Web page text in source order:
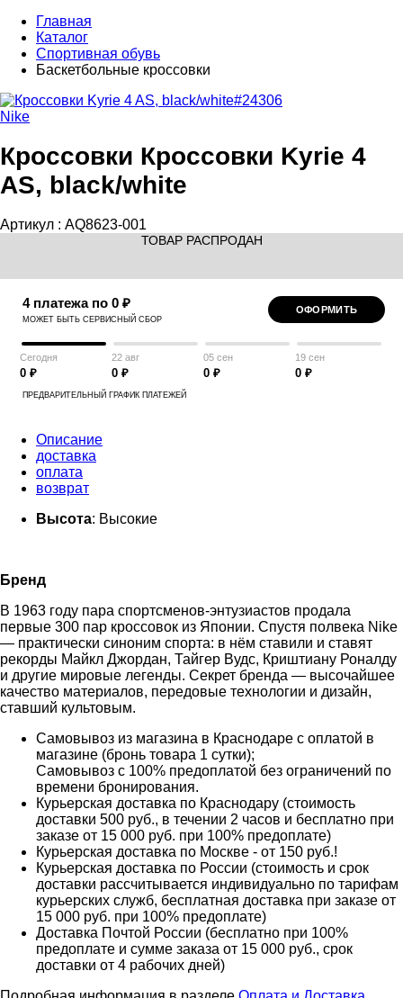
Главная
Каталог
Спортивная обувь
Баскетбольные кроссовки
Nike
Кроссовки Кроссовки Kyrie 4
AS, black/white
Артикул : AQ8623-001
ТОВАР РАСПРОДАН
4 платежа по 0 ₽
МОЖЕТ БЫТЬ СЕРВИСНЫЙ СБОР
ОФОРМИТЬ
Сегодня
0 ₽
22 авг
0 ₽
05 сен
0 ₽
19 сен
0 ₽
ПРЕДВАРИТЕЛЬНЫЙ ГРАФИК ПЛАТЕЖЕЙ
Описание
доставка
оплата
возврат
Высота: Высокие
Бренд
В 1963 году пара спортсменов-энтузиастов продала
первые 300 пар кроссовок из Японии. Спустя полвека Nike
— практически синоним спорта: в нём ставили и ставят
рекорды Майкл Джордан, Тайгер Вудс, Криштиану Роналду
и другие мировые легенды. Секрет бренда — высочайшее
качество материалов, передовые технологии и дизайн,
ставший культовым.
Самовывоз из магазина в Краснодаре с оплатой в
магазине (бронь товара 1 сутки);
Самовывоз с 100% предоплатой без ограничений по
времени бронирования.
Курьерская доставка по Краснодару (стоимость
доставки 500 руб., в течении 2 часов и бесплатно при
заказе от 15 000 руб. при 100% предоплате)
Курьерская доставка по Москве - от 150 руб.!
Курьерская доставка по России (стоимость и срок
доставки рассчитывается индивидуально по тарифам
курьерских служб, бесплатная доставка при заказе от
15 000 руб. при 100% предоплате)
Доставка Почтой России (бесплатно при 100%
предоплате и сумме заказа от 15 000 руб., срок
доставки от 4 рабочих дней)